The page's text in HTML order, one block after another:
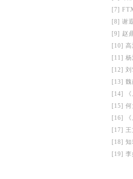
[7]
[8] 谢
[9] 赵
[10] 高
[11] 杨
[12] 刘
[13] 魏
[14] 《
[15] 何
[16] 《
[17] 王
[18] 知
[19] 李